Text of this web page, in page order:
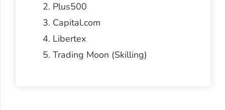
Plus500
Capital.com
Libertex
Trading Moon (Skilling)